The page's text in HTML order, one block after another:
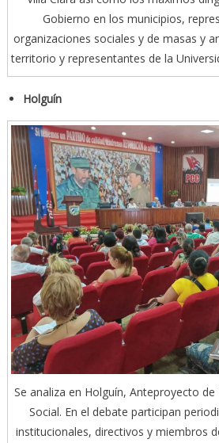
Gobierno en los municipios,
organizaciones sociales y de masas y
territorio y representantes de la
Holguín
Se analiza en Holguín, Anteproyecto
Social. En el debate participan
institucionales, directivos y miembros